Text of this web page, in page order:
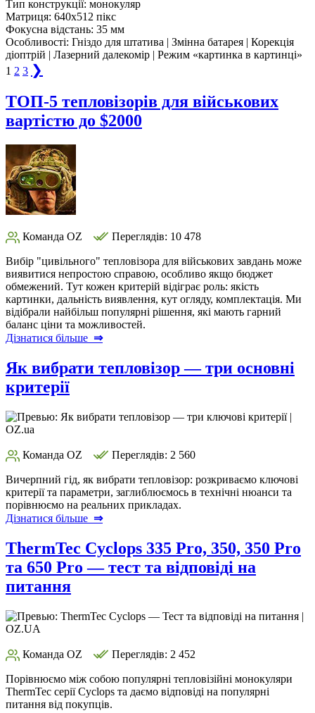
Тип конструкції: монокуляр
Матриця: 640x512 пікс
Фокусна відстань: 35 мм
Особливості: Гніздо для штатива | Змінна батарея | Корекція
діоптрій | Лазерний далекомір | Режим «картинка в картинці»
1 2 3 ❯
ТОП-5 тепловізорів для військових
вартістю до $2000
Команда OZ Переглядів: 10 478
Вибір "цивільного" тепловізора для військових завдань може
виявитися непростою справою, особливо якщо бюджет
обмежений. Тут кожен критерій відіграє роль: якість
картинки, дальність виявлення, кут огляду, комплектація. Ми
відібрали найбільш популярні рішення, які мають гарний
баланс ціни та можливостей.
Дізнатися більше ⇒
Як вибрати тепловізор — три основні
критерії
Команда OZ Переглядів: 2 560
Вичерпний гід, як вибрати тепловізор: розкриваємо ключові
критерії та параметри, заглиблюємось в технічні нюанси та
порівнюємо на реальних прикладах.
Дізнатися більше ⇒
ThermTec Cyclops 335 Pro, 350, 350 Pro
та 650 Pro — тест та відповіді на
питання
Команда OZ Переглядів: 2 452
Порівнюємо між собою популярні тепловізійні монокуляри
ThermTec серії Cyclops та даємо відповіді на популярні
питання від покупців.